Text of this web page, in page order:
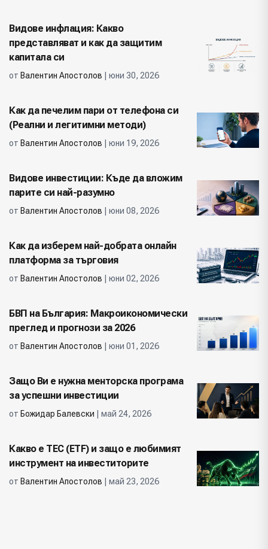
Видове инфлация: Какво
представляват и как да защитим
капитала си
от Валентин Апостолов | юни 30, 2026
Как да печелим пари от телефона си
(Реални и легитимни методи)
от Валентин Апостолов | юни 19, 2026
Видове инвестиции: Къде да вложим
парите си най-разумно
от Валентин Апостолов | юни 08, 2026
Как да изберем най-добрата онлайн
платформа за търговия
от Валентин Апостолов | юни 02, 2026
БВП на България: Макроикономически
преглед и прогнози за 2026
от Валентин Апостолов | юни 01, 2026
Защо Ви е нужна менторска програма
за успешни инвестиции
от Божидар Балевски | май 24, 2026
Какво е ТЕС (ETF) и защо е любимият
инструмент на инвеститорите
от Валентин Апостолов | май 23, 2026